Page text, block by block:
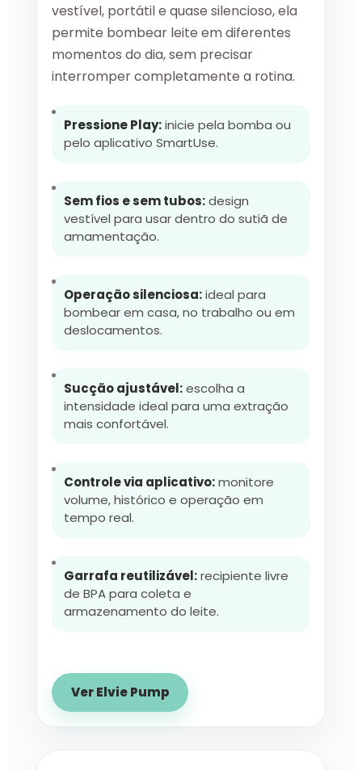
vestível, portátil e quase silencioso, ela
permite bombear leite em diferentes
momentos do dia, sem precisar
interromper completamente a rotina.
Pressione Play:inicie pela bomba ou
pelo aplicativo SmartUse.
Sem fios e sem tubos:design
vestível para usar dentro do sutiã de
amamentação.
Operação silenciosa:ideal para
bombear em casa, no trabalho ou em
deslocamentos.
Sucção ajustável:escolha a
intensidade ideal para uma extração
mais confortável.
Controle via aplicativo:monitore
volume, histórico e operação em
tempo real.
Garrafa reutilizável:recipiente livre
de BPA para coleta e
armazenamento do leite.
Ver Elvie Pump